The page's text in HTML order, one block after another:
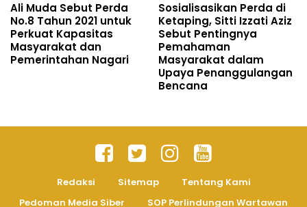
Ali Muda Sebut Perda
No.8 Tahun 2021 untuk
Perkuat Kapasitas
Masyarakat dan
Pemerintahan Nagari
Sosialisasikan Perda di
Ketaping, Sitti Izzati Aziz
Sebut Pentingnya
Pemahaman
Masyarakat dalam
Upaya Penanggulangan
Bencana
Redaksi Sitemap
Tentang Kami
Pedoman Media Siber
SOP Perlindungan Wartawan